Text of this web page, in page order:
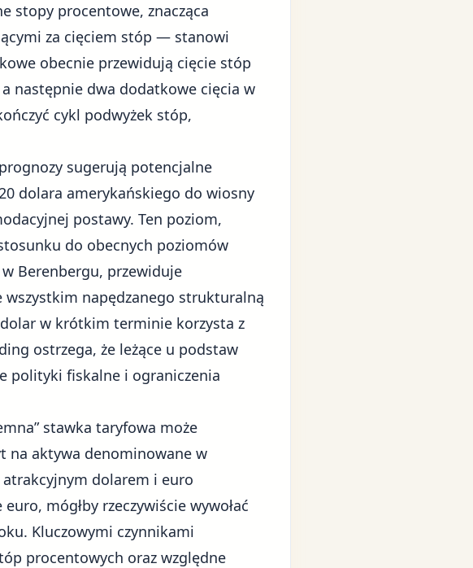
stopy procentowe, znacząca
za cięciem stóp — stanowi
obecnie przewidują cięcie stóp
następnie dwa dodatkowe cięcia w
cykl podwyżek stóp,
sugerują potencjalne
dolara amerykańskiego do wiosny
postawy. Ten poziom,
do obecnych poziomów
Berenbergu, przewiduje
napędzanego strukturalną
dolar w krótkim terminie korzysta z
ostrzega, że leżące u podstaw
polityki fiskalne i ograniczenia
stawka taryfowa może
na aktywa denominowane w
atrakcyjnym dolarem i euro
mógłby rzeczywiście wywołać
Kluczowymi czynnikami
procentowych oraz względne